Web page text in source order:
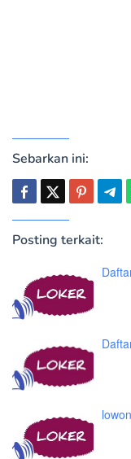
Sebarkan ini:
Posting terkait: